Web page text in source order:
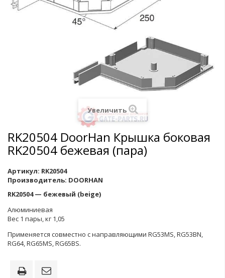
Увеличить
RK20504 DoorHan Крышка боковая
RK20504 бежевая (пара)
Артикул: RK20504
Производитель: DOORHAN
RK20504 — бежевый (beige)
Алюминиевая
Вес 1 пары, кг 1,05
Применяется совместно с направляющими RG53MS, RG53BN,
RG64, RG65MS, RG65BS.